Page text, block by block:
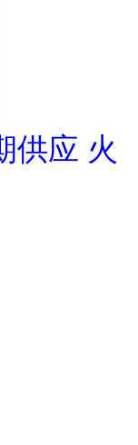
供应 火